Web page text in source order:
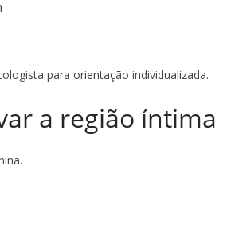
para orientação individualizada.
a região íntima